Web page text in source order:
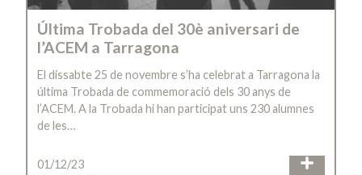
Última Trobada del 30è aniversari de
l’ACEM a Tarragona
El dissabte 25 de novembre s’ha celebrat a Tarragona la
última Trobada de commemoració dels 30 anys de
l’ACEM. A la Trobada hi han participat uns 230 alumnes
de les…
01/12/23